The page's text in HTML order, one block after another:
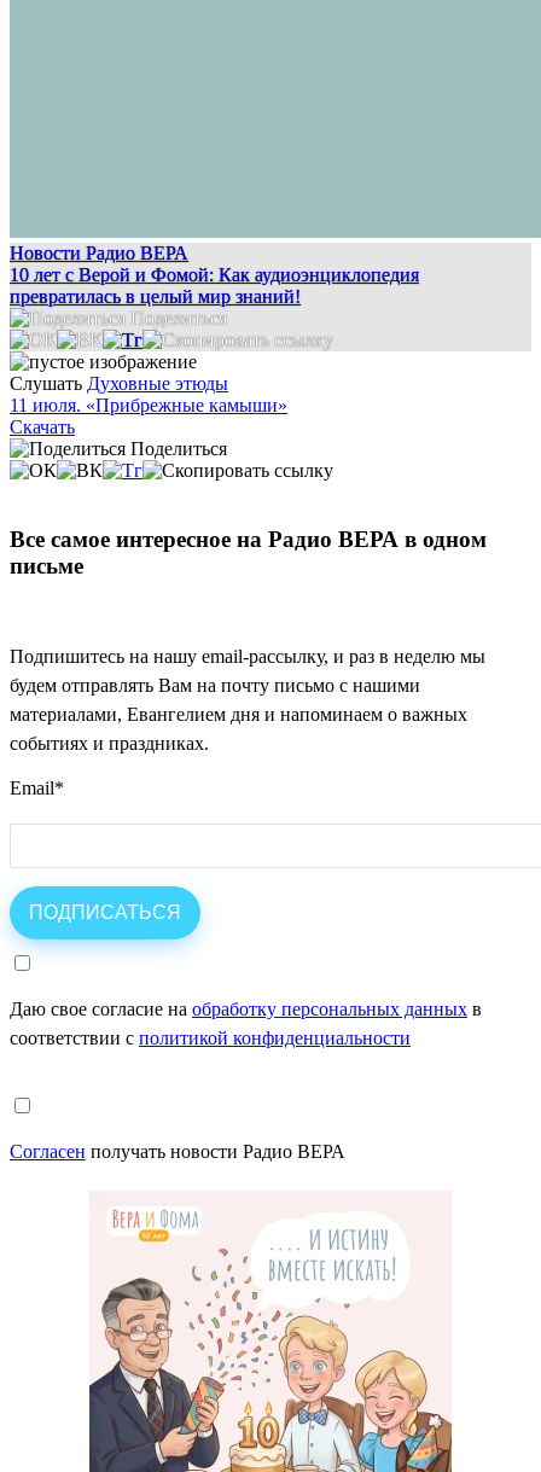
Новости Радио ВЕРА
10 лет с Верой и Фомой: Как аудиоэнциклопедия
превратилась в целый мир знаний!
Поделиться
Слушать Духовные этюды
11 июля. «Прибрежные камыши»
Скачать
Поделиться
Все самое интересное на Радио ВЕРА в одном
письме
Подпишитесь на нашу email-рассылку, и раз в неделю мы
будем отправлять Вам на почту письмо с нашими
материалами, Евангелием дня и напоминаем о важных
событиях и праздниках.
Email*
Даю свое согласие на обработку персональных данных в
соответствии с политикой конфиденциальности
Согласен получать новости Радио ВЕРА